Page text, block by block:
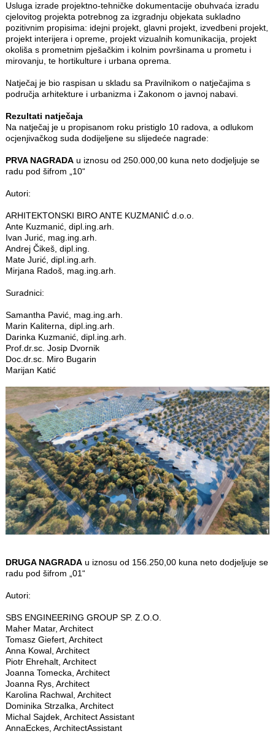
Usluga izrade projektno-tehničke dokumentacije obuhvaća izradu
cjelovitog projekta potrebnog za izgradnju objekata sukladno
pozitivnim propisima: idejni projekt, glavni projekt, izvedbeni projekt,
projekt interijera i opreme, projekt vizualnih komunikacija, projekt
okoliša s prometnim pješačkim i kolnim površinama u prometu i
mirovanju, te hortikulture i urbana oprema.
Natječaj je bio raspisan u skladu sa Pravilnikom o natječajima s
područja arhitekture i urbanizma i Zakonom o javnoj nabavi.
Rezultati natječaja
Na natječaj je u propisanom roku pristiglo 10 radova, a odlukom
ocjenjivačkog suda dodijeljene su slijedeće nagrade:
PRVA NAGRADAu iznosu od 250.000,00 kuna neto dodjeljuje se
radu pod šifrom „10“
Autori:
ARHITEKTONSKI BIRO ANTE KUZMANIĆ d.o.o.
Ante Kuzmanić, dipl.ing.arh.
Ivan Jurić, mag.ing.arh.
Andrej Čikeš, dipl.ing.
Mate Jurić, dipl.ing.arh.
Mirjana Radoš, mag.ing.arh.
Suradnici:
Samantha Pavić, mag.ing.arh.
Marin Kaliterna, dipl.ing.arh.
Darinka Kuzmanić, dipl.ing.arh.
Prof.dr.sc. Josip Dvornik
Doc.dr.sc. Miro Bugarin
Marijan Katić
DRUGA NAGRADAu iznosu od 156.250,00 kuna neto dodjeljuje se
radu pod šifrom „01“
Autori:
SBS ENGINEERING GROUP SP. Z.O.O.
Maher Matar, Architect
Tomasz Giefert, Architect
Anna Kowal, Architect
Piotr Ehrehalt, Architect
Joanna Tomecka, Architect
Joanna Rys, Architect
Karolina Rachwal, Architect
Dominika Strzalka, Architect
Michal Sajdek, Architect Assistant
AnnaEckes, ArchitectAssistant